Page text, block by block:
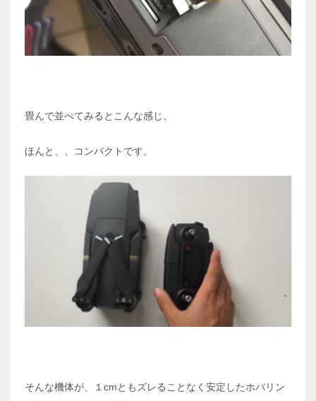
畳んで並べてみるとこんな感じ。
ほんと、、コンパクトです。
そんな機体が、１cmともズレることなく安定したホバリン